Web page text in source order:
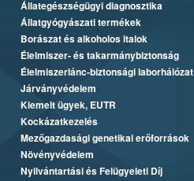
Állategészségügyi diagnosztika
Állatgyógyászati termékek
Borászat és alkoholos italok
Élelmiszer- és takarmánybiztonság
Élelmiszerlánc-biztonsági laborhálózat
Járványvédelem
Kiemelt ügyek, EUTR
Kockázatkezelés
Mezőgazdasági genetikai erőforrások
Növényvédelem
Nyilvántartási és Felügyeleti Díj